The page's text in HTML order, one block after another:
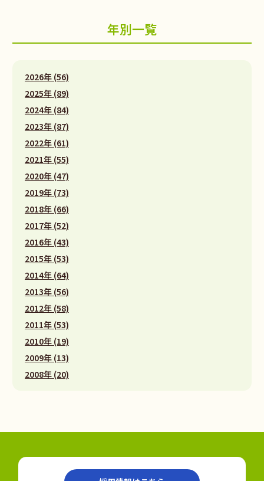
年別一覧
2026年 (56)
2025年 (89)
2024年 (84)
2023年 (87)
2022年 (61)
2021年 (55)
2020年 (47)
2019年 (73)
2018年 (66)
2017年 (52)
2016年 (43)
2015年 (53)
2014年 (64)
2013年 (56)
2012年 (58)
2011年 (53)
2010年 (19)
2009年 (13)
2008年 (20)